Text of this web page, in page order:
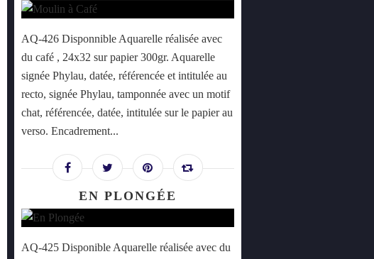
AQ-426 Disponnible Aquarelle réalisée avec
du café , 24x32 sur papier 300gr. Aquarelle
signée Phylau, datée, référencée et intitulée au
recto, signée Phylau, tamponnée avec un motif
chat, référencée, datée, intitulée sur le papier au
verso. Encadrement...
EN PLONGÉE
AQ-425 Disponible Aquarelle réalisée avec du